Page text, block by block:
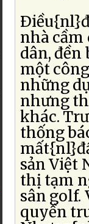
nhà
dân,
một
những
nhưng
khác.
thống
sản Việt
thị tạm
sân golf.
quyền